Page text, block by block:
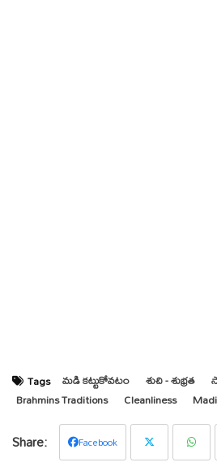
Tags మడి కట్టుకోవటం శుచి - శుభ్రత
Brahmins Traditions
Cleanliness Madi
Facebook